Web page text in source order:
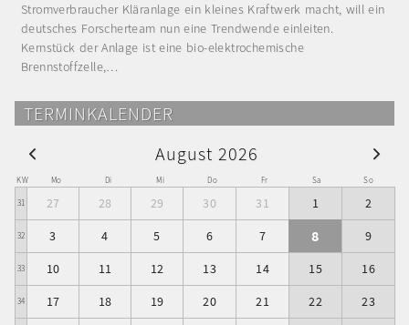
Stromverbraucher Kläranlage ein kleines Kraftwerk macht, will ein
deutsches Forscherteam nun eine Trendwende einleiten.
Kernstück der Anlage ist eine bio-elektrochemische
Brennstoffzelle,…
TERMINKALENDER
August 2026
KW Mo Di Mi Do Fr Sa So
31 27 28 29 30 31 1 2
32 3 4 5 6 7 8 9
33 10 11 12 13 14 15 16
34 17 18 19 20 21 22 23